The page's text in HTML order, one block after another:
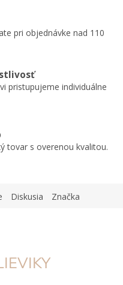
pri objednávke nad 110
pristupujeme individuálne
tovar s overenou kvalitou.
Diskusia Značka